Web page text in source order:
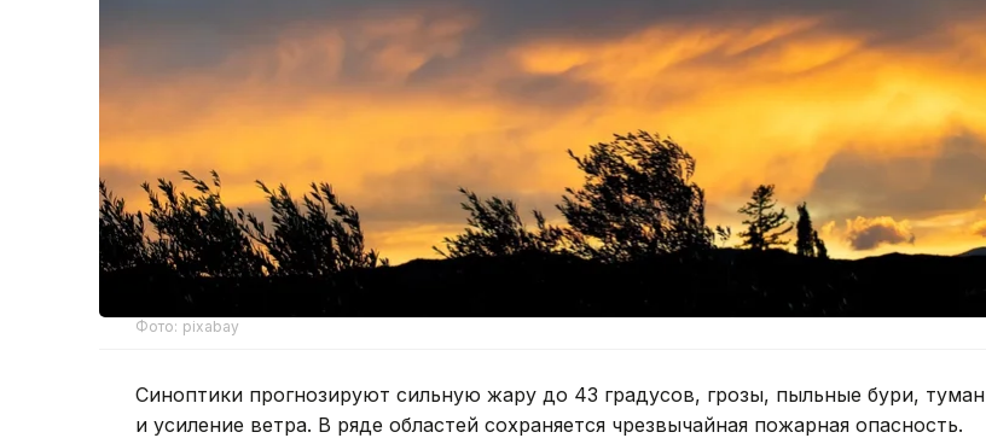
Фото: pixabay
Синоптики прогнозируют сильную жару до 43 градусов, грозы, пыльные бури, туман
и усиление ветра. В ряде областей сохраняется чрезвычайная пожарная опасность.